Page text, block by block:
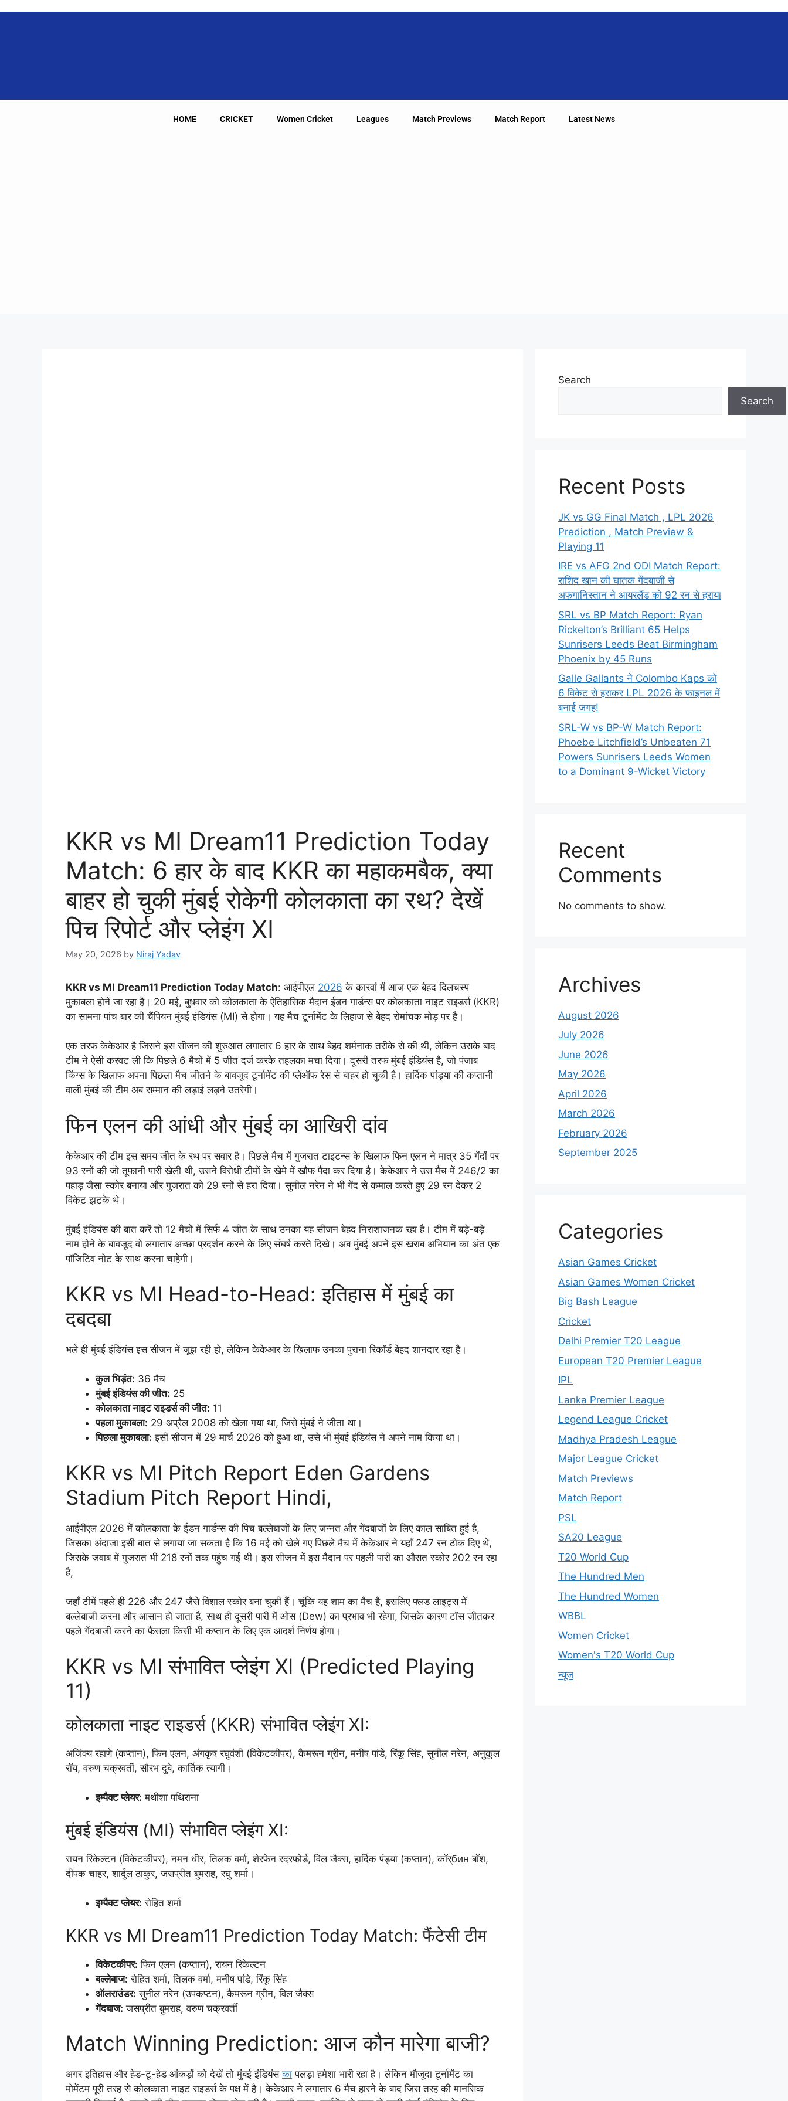
HOME CRICKET Women Cricket Leagues Match Previews Match Report Latest News
KKR vs MI Dream11 Prediction Today
Match: 6 हार के बाद KKR का महाकमबैक, क्या
बाहर हो चुकी मुंबई रोकेगी कोलकाता का रथ? देखें
पिच रिपोर्ट और प्लेइंग XI
May 20, 2026 by Niraj Yadav
KKR vs MI Dream11 Prediction Today Match: आईपीएल 2026 के कारवां में आज एक बेहद दिलचस्प
मुकाबला होने जा रहा है। 20 मई, बुधवार को कोलकाता के ऐतिहासिक मैदान ईडन गार्डन्स पर कोलकाता नाइट राइडर्स (KKR)
का सामना पांच बार की चैंपियन मुंबई इंडियंस (MI) से होगा। यह मैच टूर्नामेंट के लिहाज से बेहद रोमांचक मोड़ पर है।
एक तरफ केकेआर है जिसने इस सीजन की शुरुआत लगातार 6 हार के साथ बेहद शर्मनाक तरीके से की थी, लेकिन उसके बाद
टीम ने ऐसी करवट ली कि पिछले 6 मैचों में 5 जीत दर्ज करके तहलका मचा दिया। दूसरी तरफ मुंबई इंडियंस है, जो पंजाब
किंग्स के खिलाफ अपना पिछला मैच जीतने के बावजूद टूर्नामेंट की प्लेऑफ रेस से बाहर हो चुकी है। हार्दिक पांड्या की कप्तानी
वाली मुंबई की टीम अब सम्मान की लड़ाई लड़ने उतरेगी।
फिन एलन की आंधी और मुंबई का आखिरी दांव
केकेआर की टीम इस समय जीत के रथ पर सवार है। पिछले मैच में गुजरात टाइटन्स के खिलाफ फिन एलन ने मात्र 35 गेंदों पर
93 रनों की जो तूफानी पारी खेली थी, उसने विरोधी टीमों के खेमे में खौफ पैदा कर दिया है। केकेआर ने उस मैच में 246/2 का
पहाड़ जैसा स्कोर बनाया और गुजरात को 29 रनों से हरा दिया। सुनील नरेन ने भी गेंद से कमाल करते हुए 29 रन देकर 2
विकेट झटके थे।
मुंबई इंडियंस की बात करें तो 12 मैचों में सिर्फ 4 जीत के साथ उनका यह सीजन बेहद निराशाजनक रहा है। टीम में बड़े-बड़े
नाम होने के बावजूद वो लगातार अच्छा प्रदर्शन करने के लिए संघर्ष करते दिखे। अब मुंबई अपने इस खराब अभियान का अंत एक
पॉजिटिव नोट के साथ करना चाहेगी।
KKR vs MI Head-to-Head: इतिहास में मुंबई का
दबदबा
भले ही मुंबई इंडियंस इस सीजन में जूझ रही हो, लेकिन केकेआर के खिलाफ उनका पुराना रिकॉर्ड बेहद शानदार रहा है।
कुल भिड़ंत: 36 मैच
मुंबई इंडियंस की जीत: 25
कोलकाता नाइट राइडर्स की जीत: 11
पहला मुकाबला: 29 अप्रैल 2008 को खेला गया था, जिसे मुंबई ने जीता था।
पिछला मुकाबला: इसी सीजन में 29 मार्च 2026 को हुआ था, उसे भी मुंबई इंडियंस ने अपने नाम किया था।
KKR vs MI Pitch Report Eden Gardens
Stadium Pitch Report Hindi,
आईपीएल 2026 में कोलकाता के ईडन गार्डन्स की पिच बल्लेबाजों के लिए जन्नत और गेंदबाजों के लिए काल साबित हुई है,
जिसका अंदाजा इसी बात से लगाया जा सकता है कि 16 मई को खेले गए पिछले मैच में केकेआर ने यहाँ 247 रन ठोक दिए थे,
जिसके जवाब में गुजरात भी 218 रनों तक पहुंच गई थी। इस सीजन में इस मैदान पर पहली पारी का औसत स्कोर 202 रन रहा
है,
जहाँ टीमें पहले ही 226 और 247 जैसे विशाल स्कोर बना चुकी हैं। चूंकि यह शाम का मैच है, इसलिए फ्लड लाइट्स में
बल्लेबाजी करना और आसान हो जाता है, साथ ही दूसरी पारी में ओस (Dew) का प्रभाव भी रहेगा, जिसके कारण टॉस जीतकर
पहले गेंदबाजी करने का फैसला किसी भी कप्तान के लिए एक आदर्श निर्णय होगा।
KKR vs MI संभावित प्लेइंग XI (Predicted Playing
11)
कोलकाता नाइट राइडर्स (KKR) संभावित प्लेइंग XI:
अजिंक्य रहाणे (कप्तान), फिन एलन, अंगकृष रघुवंशी (विकेटकीपर), कैमरून ग्रीन, मनीष पांडे, रिंकू सिंह, सुनील नरेन, अनुकूल
रॉय, वरुण चक्रवर्ती, सौरभ दुबे, कार्तिक त्यागी।
इम्पैक्ट प्लेयर: मथीशा पथिराना
मुंबई इंडियंस (MI) संभावित प्लेइंग XI:
रायन रिकेल्टन (विकेटकीपर), नमन धीर, तिलक वर्मा, शेरफेन रदरफोर्ड, विल जैक्स, हार्दिक पंड्या (कप्तान), कॉर्бин बॉश,
दीपक चाहर, शार्दुल ठाकुर, जसप्रीत बुमराह, रघु शर्मा।
इम्पैक्ट प्लेयर: रोहित शर्मा
KKR vs MI Dream11 Prediction Today Match: फैंटेसी टीम
विकेटकीपर: फिन एलन (कप्तान), रायन रिकेल्टन
बल्लेबाज: रोहित शर्मा, तिलक वर्मा, मनीष पांडे, रिंकू सिंह
ऑलराउंडर: सुनील नरेन (उपकप्टन), कैमरून ग्रीन, विल जैक्स
गेंदबाज: जसप्रीत बुमराह, वरुण चक्रवर्ती
Match Winning Prediction: आज कौन मारेगा बाजी?
अगर इतिहास और हेड-टू-हेड आंकड़ों को देखें तो मुंबई इंडियंसका पलड़ा हमेशा भारी रहा है। लेकिन मौजूदा टूर्नामेंट का
मोमेंटम पूरी तरह से कोलकाता नाइट राइडर्स के पक्ष में है। केकेआर ने लगातार 6 मैच हारने के बाद जिस तरह की मानसिक
Search
Search
Recent Posts
JK vs GG Final Match , LPL 2026
Prediction , Match Preview &
Playing 11
IRE vs AFG 2nd ODI Match Report:
राशिद खान की घातक गेंदबाजी से
अफगानिस्तान ने आयरलैंड को 92 रन से हराया
SRL vs BP Match Report: Ryan
Rickelton’s Brilliant 65 Helps
Sunrisers Leeds Beat Birmingham
Phoenix by 45 Runs
Galle Gallants ने Colombo Kaps को
6 विकेट से हराकर LPL 2026 के फाइनल में
बनाई जगह!
SRL-W vs BP-W Match Report:
Phoebe Litchfield’s Unbeaten 71
Powers Sunrisers Leeds Women
to a Dominant 9-Wicket Victory
Recent
Comments
No comments to show.
Archives
August 2026
July 2026
June 2026
May 2026
April 2026
March 2026
February 2026
September 2025
Categories
Asian Games Cricket
Asian Games Women Cricket
Big Bash League
Cricket
Delhi Premier T20 League
European T20 Premier League
IPL
Lanka Premier League
Legend League Cricket
Madhya Pradesh League
Major League Cricket
Match Previews
Match Report
PSL
SA20 League
T20 World Cup
The Hundred Men
The Hundred Women
WBBL
Women Cricket
Women's T20 World Cup
न्यूज